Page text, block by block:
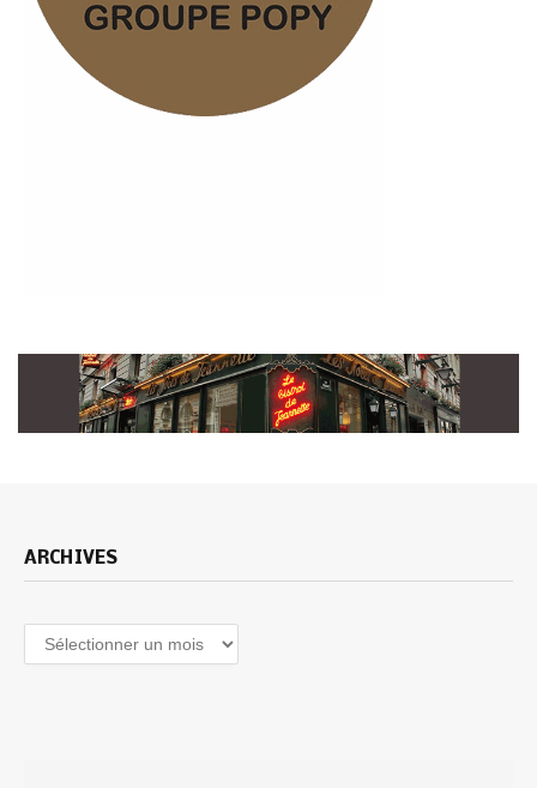
ARCHIVES
Archives